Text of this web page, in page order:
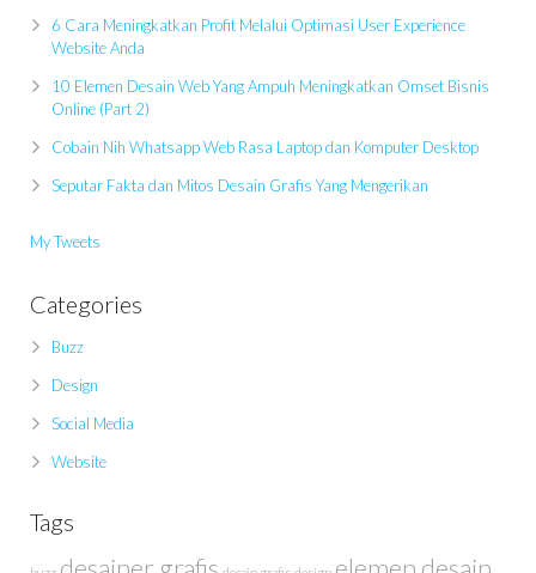
6 Cara Meningkatkan Profit Melalui Optimasi User Experience
Website Anda
10 Elemen Desain Web Yang Ampuh Meningkatkan Omset Bisnis
Online (Part 2)
Cobain Nih Whatsapp Web Rasa Laptop dan Komputer Desktop
Seputar Fakta dan Mitos Desain Grafis Yang Mengerikan
My Tweets
Categories
Buzz
Design
Social Media
Website
Tags